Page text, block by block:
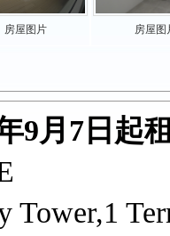
房屋图片 房屋图
9月7日起
Tower,1